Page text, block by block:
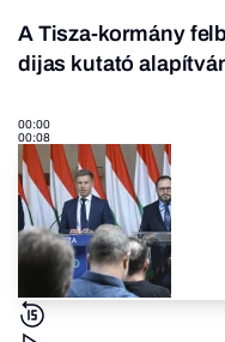
A Tisza-kormány
dijas kutató
00:00
00:08